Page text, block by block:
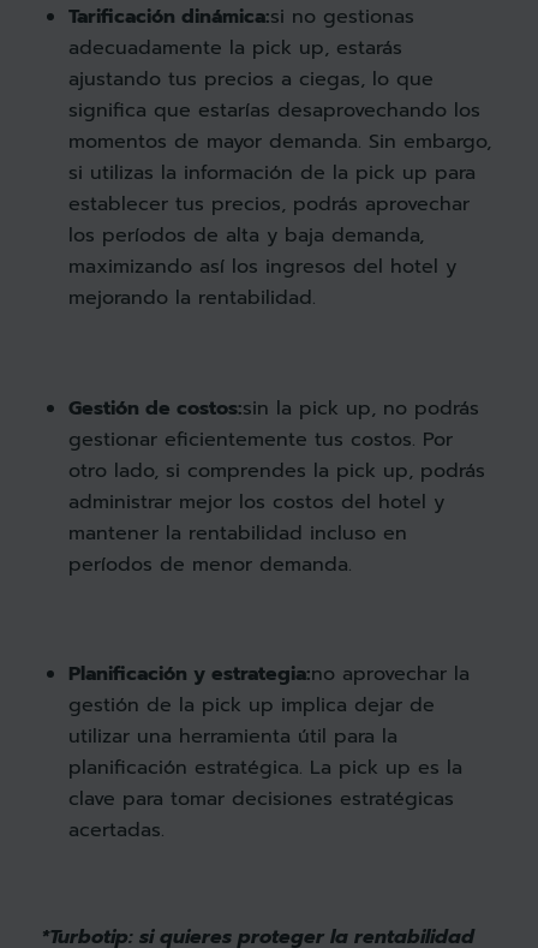
Tarificación dinámica:si no gestionas
adecuadamente la pick up, estarás
ajustando tus precios a ciegas, lo que
significa que estarías desaprovechando los
momentos de mayor demanda. Sin embargo,
si utilizas la información de la pick up para
establecer tus precios, podrás aprovechar
los períodos de alta y baja demanda,
maximizando así los ingresos del hotel y
mejorando la rentabilidad.
Gestión de costos:sin la pick up, no podrás
gestionar eficientemente tus costos. Por
otro lado, si comprendes la pick up, podrás
administrar mejor los costos del hotel y
mantener la rentabilidad incluso en
períodos de menor demanda.
Planificación y estrategia:no aprovechar la
gestión de la pick up implica dejar de
utilizar una herramienta útil para la
planificación estratégica. La pick up es la
clave para tomar decisiones estratégicas
acertadas.
*Turbotip: si quieres proteger la rentabilidad